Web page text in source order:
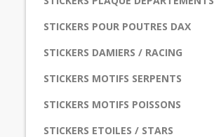
STICKERS POUR POUTRES DAX
STICKERS DAMIERS / RACING
STICKERS MOTIFS SERPENTS
STICKERS MOTIFS POISSONS
STICKERS ETOILES / STARS